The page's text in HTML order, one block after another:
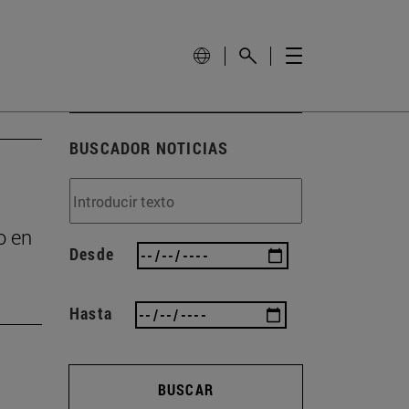
en
BUSCADOR NOTICIAS
Desde
Hasta
BUSCAR